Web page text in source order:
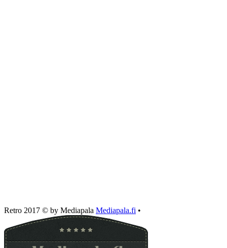
Retro 2017 © by Mediapala Mediapala.fi •